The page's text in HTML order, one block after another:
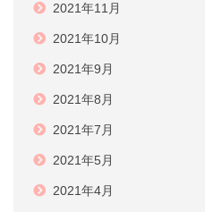
2021年11月
2021年10月
2021年9月
2021年8月
2021年7月
2021年5月
2021年4月